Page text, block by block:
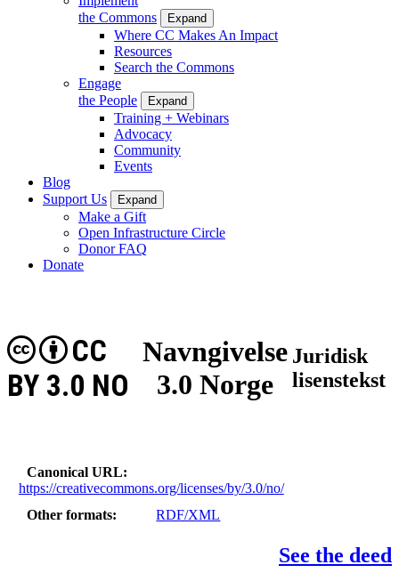
the Commons
Expand
Where CC Makes An Impact
Resources
Search the Commons
Engage
the People
Expand
Training + Webinars
Advocacy
Community
Events
Blog
Support Us
Expand
Make a Gift
Open Infrastructure Circle
Donor FAQ
Donate
Navngivelse
3.0 Norge
CC
BY 3.0 NO
Juridisk
lisenstekst
Canonical URL
https://creativecommons.org/licenses/by/3.0/no/
Other formats
RDF/XML
See the deed